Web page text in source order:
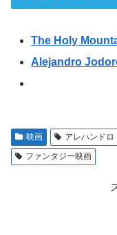
The Holy
Alejandro
映画 アレハンドロ
ファンタジー映画